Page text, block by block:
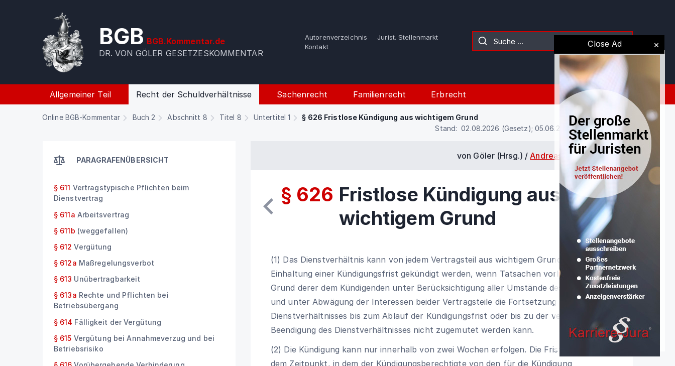
BGB BGB.Kommentar.de
DR. VON GÖLER GESETZESKOMMENTAR
Autorenverzeichnis
Jurist. Stellenmarkt
Kontakt
Allgemeiner Teil Recht der Schuldverhältnisse Sachenrecht Familienrecht Erbrecht
Online BGB-Kommentar Buch 2 Abschnitt 8 Titel 8 Untertitel 1
§ 626 Fristlose Kündigung aus wichtigem Grund
Stand: 02.08.2026 (Gesetz); 05.06.2026 (Kommentierung)
Close Ad
PARAGRAFENÜBERSICHT
§ 611 Vertragstypische Pflichten beim
Dienstvertrag
§ 611a Arbeitsvertrag
§ 611b (weggefallen)
§ 612 Vergütung
§ 612a Maßregelungsverbot
§ 613 Unübertragbarkeit
§ 613a Rechte und Pflichten bei
Betriebsübergang
§ 614 Fälligkeit der Vergütung
§ 615 Vergütung bei Annahmeverzug und bei
Betriebsrisiko
von Göler (Hrsg.) /Andreas Katzer/ § 626
§ 626 Fristlose Kündigung aus
wichtigem Grund
(1) Das Dienstverhältnis kann von jedem Vertragsteil aus wichtigem Grund ohne
Einhaltung einer Kündigungsfrist gekündigt werden, wenn Tatsachen vorliegen, auf
Grund derer dem Kündigenden unter Berücksichtigung aller Umstände des Einzelfalles
und unter Abwägung der Interessen beider Vertragsteile die Fortsetzung des
Dienstverhältnisses bis zum Ablauf der Kündigungsfrist oder bis zu der vereinbarten
Beendigung des Dienstverhältnisses nicht zugemutet werden kann.
(2) Die Kündigung kann nur innerhalb von zwei Wochen erfolgen. Die Frist beginnt mit
dem Zeitpunkt, in dem der Kündigungsberechtigte von den für die Kündigung